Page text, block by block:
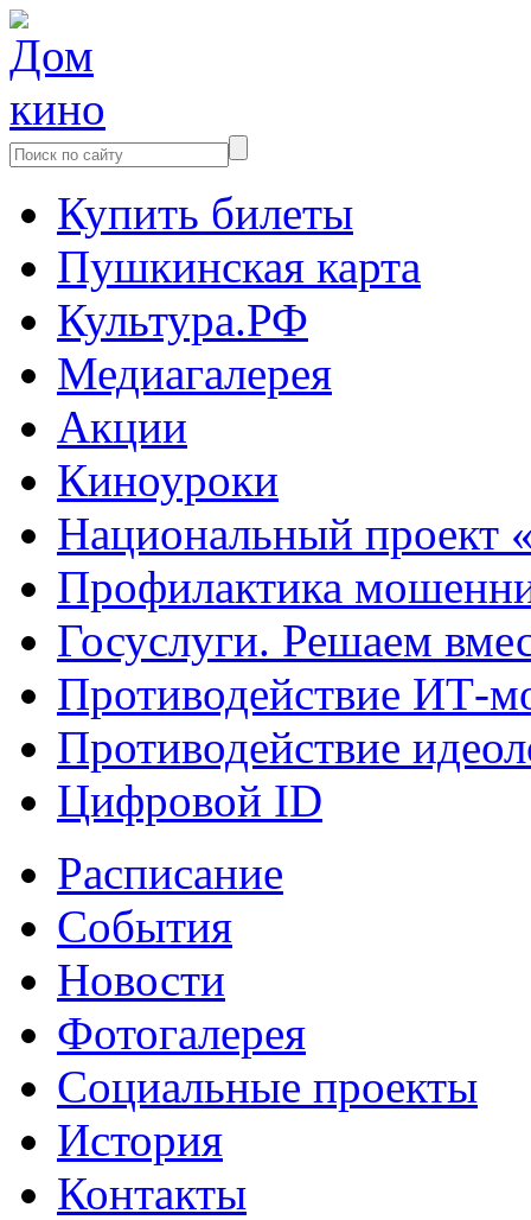
Купить билеты
Пушкинская карта
Культура.РФ
Медиагалерея
Акции
Киноуроки
Национальный проект
Профилактика
Госуслуги. Решаем
Противодействие ИТ-
Противодействие
Цифровой ID
Расписание
События
Новости
Фотогалерея
Социальные проекты
История
Контакты